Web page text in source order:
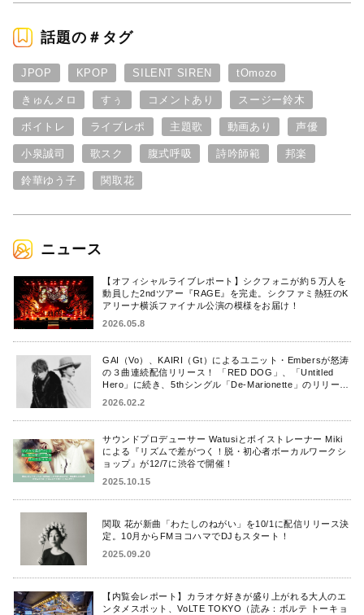
話題の＃タグ
JPOP KPOP SILENT SIREN tOmozo
きゅんメロ すぅ コメントあり スージー鈴木
ボイトレ ライブレポ 主題歌 動画あり 声優
小泉誠司 歌スク 腹式呼吸 詩吟師範 邦楽
鈴華ゆう子 関取花
ニュース
【オフィシャルライブレポート】シクフォニが約５万人を
動員した2ndツアー『RAGE』を完走。シクファミ熱狂のK
アリーナ横浜ファイナル公演の模様をお届け！
2026.05.8
GAI（Vo）、KAIRI（Gt）によるユニット・Embersが怒涛
の３曲連続配信リリース！ 「RED DOG」、「Untitled
Hero」に続き、5thシングル「De-Marionette」のリリース
を発表！
2026.02.2
サウンドプロデューサー Watusiとボイストレーナー Miki
による『リズムで差がつく！脱・初心者ボーカルワークシ
ョップ』が12/7に渋谷で開催！
2025.10.15
関取 花が新曲「わたしのねがい」を10/1に配信リリース決
定。10月からFMヨコハマでDJもスタート！
2025.09.20
【内覧会レポート】カラオケ好きが盛り上がれる大人のエ
ンタメスポット、VoLTE TOKYO（読み：ボルテ トーキョ